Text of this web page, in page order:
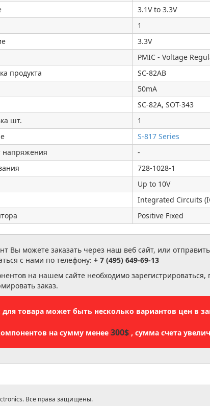
3.1V to 3.3V
1
3.3V
PMIC - Voltage
продукта
SC-82AB
50mA
SC-82A, SOT-343
шт.
1
S-817 Series
-
728-1028-1
Up to 10V
Integrated Circuits
Positive Fixed
Вы можете заказать через наш веб сайт, или
с нами по телефону: + 7 (495) 649-69-13
на нашем сайте необходимо зарегистрироваться,
заказ.
товара может быть несколько вариантов цен в
на сумму менее 300$ , сумма счета
Все права защищены.